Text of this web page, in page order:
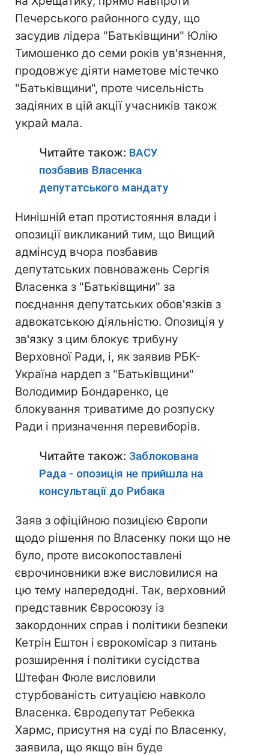
Печерського районного суду, що
засудив лідера "Батьківщини" Юлію
Тимошенко до семи років ув'язнення,
продовжує діяти наметове містечко
"Батьківщини", проте чисельність
задіяних в цій акції учасників також
украй мала.
Читайте також: ВАСУ
позбавив Власенка
депутатського мандату
Нинішній етап протистояння влади і
опозиції викликаний тим, що Вищий
адмінсуд вчора позбавив
депутатських повноважень Сергія
Власенка з "Батьківщини" за
поєднання депутатських обов'язків з
адвокатською діяльністю. Опозиція у
зв'язку з цим блокує трибуну
Верховної Ради, і, як заявив РБК-
Україна нардеп з "Батьківщини"
Володимир Бондаренко, це
блокування триватиме до розпуску
Ради і призначення перевиборів.
Читайте також: Заблокована
Рада - опозиція не прийшла на
консультації до Рибака
Заяв з офіційною позицією Європи
щодо рішення по Власенку поки що не
було, проте високопоставлені
єврочиновники вже висловилися на
цю тему напередодні. Так, верховний
представник Євросоюзу із
закордонних справ і політики безпеки
Кетрін Ештон і єврокомісар з питань
розширення і політики сусідства
Штефан Фюле висловили
стурбованість ситуацією навколо
Власенка. Євродепутат Ребекка
Хармс, присутня на суді по Власенку,
заявила, що якщо він буде